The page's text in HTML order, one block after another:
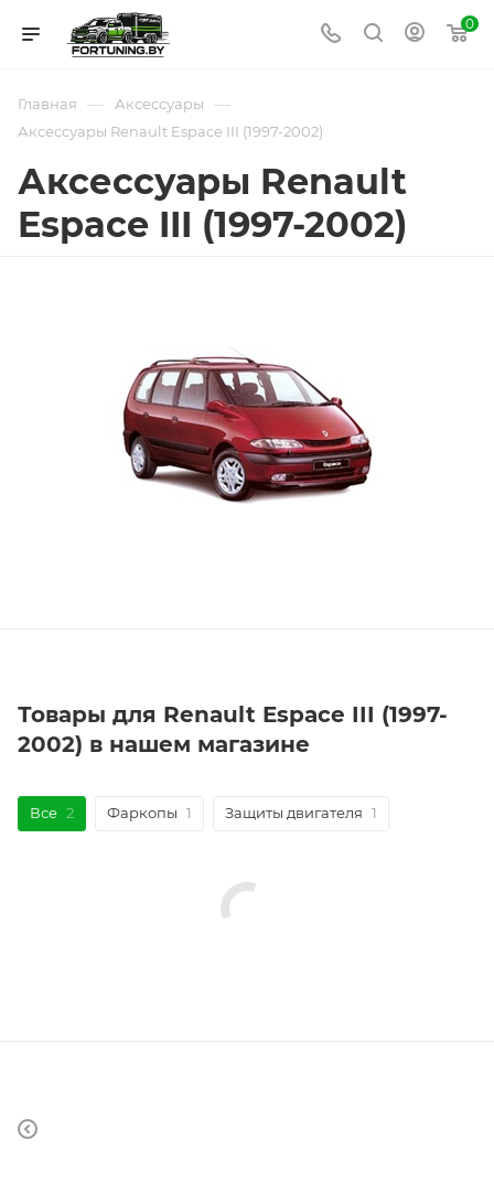
0
Главная — Аксессуары —
Аксессуары Renault Espace III (1997-2002)
Аксессуары Renault
Espace III (1997-2002)
Товары для Renault Espace III (1997-
2002) в нашем магазине
Все 2 Фаркопы 1 Защиты двигателя 1